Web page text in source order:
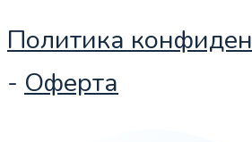
Политика
- Оферта